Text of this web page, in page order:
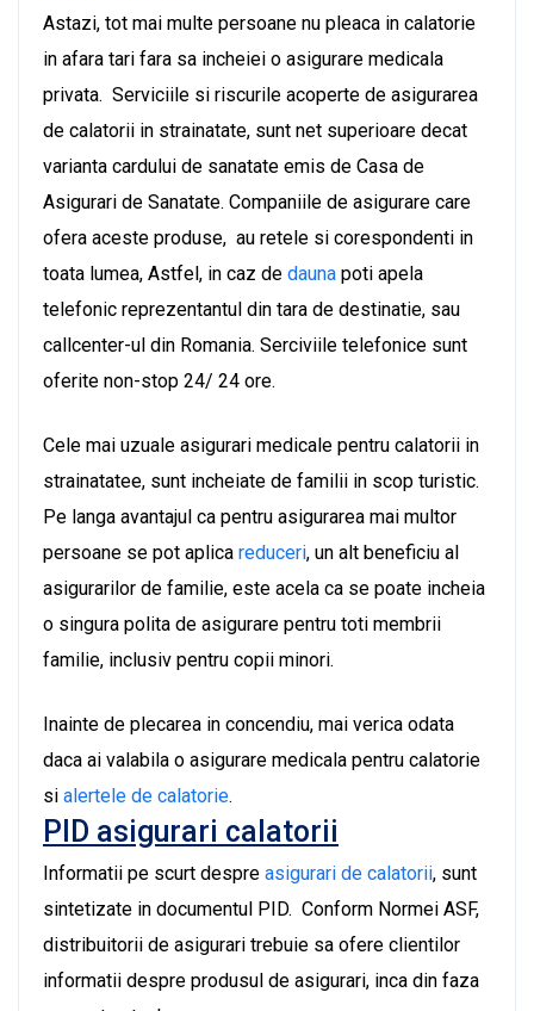
Astazi, tot mai multe persoane nu pleaca in calatorie
in afara tari fara sa incheiei o asigurare medicala
privata. Serviciile si riscurile acoperte de asigurarea
de calatorii in strainatate, sunt net superioare decat
varianta cardului de sanatate emis de Casa de
Asigurari de Sanatate. Companiile de asigurare care
ofera aceste produse, au retele si corespondenti in
toata lumea, Astfel, in caz de dauna poti apela
telefonic reprezentantul din tara de destinatie, sau
callcenter-ul din Romania. Serciviile telefonice sunt
oferite non-stop 24/ 24 ore.
Cele mai uzuale asigurari medicale pentru calatorii in
strainatatee, sunt incheiate de familii in scop turistic.
Pe langa avantajul ca pentru asigurarea mai multor
persoane se pot aplica reduceri, un alt beneficiu al
asigurarilor de familie, este acela ca se poate incheia
o singura polita de asigurare pentru toti membrii
familie, inclusiv pentru copii minori.
Inainte de plecarea in concendiu, mai verica odata
daca ai valabila o asigurare medicala pentru calatorie
si alertele de calatorie.
PID asigurari calatorii
Informatii pe scurt despre asigurari de calatorii, sunt
sintetizate in documentul PID. Conform Normei ASF,
distribuitorii de asigurari trebuie sa ofere clientilor
informatii despre produsul de asigurari, inca din faza